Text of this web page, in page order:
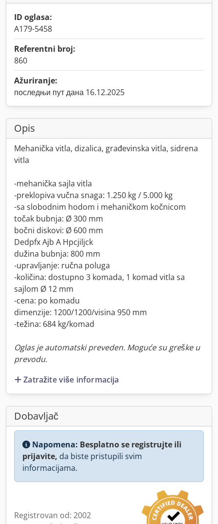
ID oglasa:
A179-5458
Referentni broj:
860
Ažuriranje:
последњи пут дана 16.12.2025
Opis
Mehanička vitla, dizalica, građevinska vitla, sidrena
vitla
-mehanička sajla vitla
-preklopiva vučna snaga: 1.250 kg / 5.000 kg
-sa slobodnim hodom i mehaničkom kočnicom
točak bubnja: Ø 300 mm
bočni diskovi: Ø 600 mm
Dedpfx Ajb A Hpcjiljck
dužina bubnja: 800 mm
-upravljanje: ručna poluga
-količina: dostupno 3 komada, 1 komad vitla sa
sajlom Ø 12 mm
-cena: po komadu
dimenzije: 1200/1200/visina 950 mm
-težina: 684 kg/komad
Oglas je automatski preveden. Moguće su greške u
prevodu.
Zatražite više informacija
Dobavljač
Napomena: Besplatno se registrujte ili
prijavite, da biste pristupili svim
informacijama.
Registrovan od: 2002